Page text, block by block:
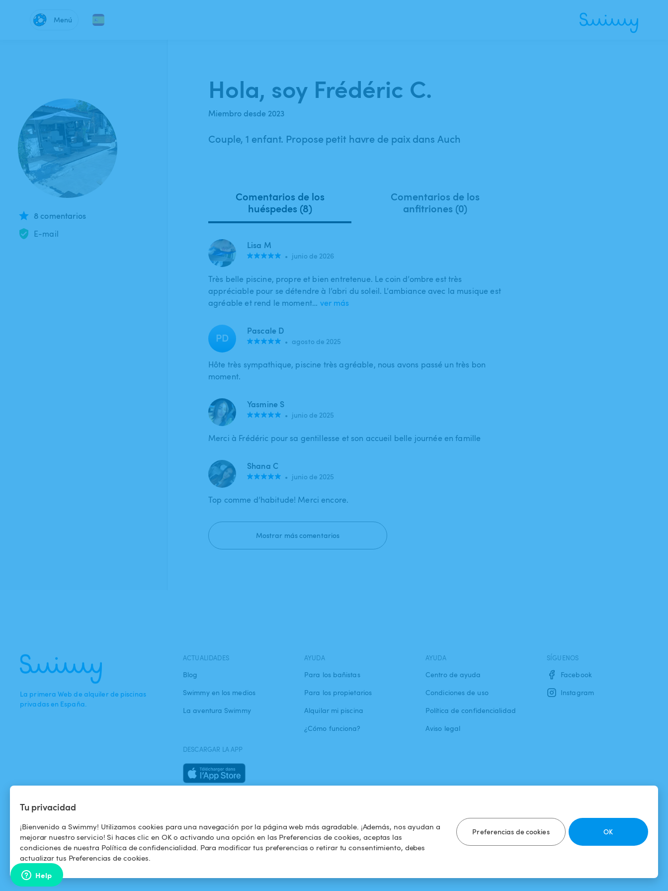
Tu privacidad
¡Bienvenido a Swimmy! Utilizamos cookies para una navegación por la página web más agradable. ¡Además, nos ayudan a
mejorar nuestro servicio! Si haces clic en OK o activando una opción en las Preferencias de cookies, aceptas las
condiciones de nuestra Política de confidencialidad. Para modificar tus preferencias o retirar tu consentimiento, debes
actualizar tus Preferencias de cookies.
Preferencias de cookies OK
Menú
8 comentarios
E-mail
Hola, soy Frédéric C.
Miembro desde 2023
Couple, 1 enfant. Propose petit havre de paix dans Auch
Comentarios de los
huéspedes (8)
Comentarios de los
anfitriones (0)
Lisa M
• junio de 2026
Très belle piscine, propre et bien entretenue. Le coin d’ombre est très
appréciable pour se détendre à l’abri du soleil. L’ambiance avec la musique est
agréable et rend le moment… ver más
PD Pascale D
• agosto de 2025
Hôte très sympathique, piscine très agréable, nous avons passé un très bon
moment.
Yasmine S
• junio de 2025
Merci à Frédéric pour sa gentillesse et son accueil belle journée en famille
Shana C
• junio de 2025
Top comme d’habitude! Merci encore.
Mostrar más comentarios
La primera Web de alquiler de piscinas
privadas en España.
ACTUALIDADES
Blog
Swimmy en los medios
La aventura Swimmy
AYUDA
Para los bañistas
Para los propietarios
Alquilar mi piscina
¿Cómo funciona?
AYUDA
Centro de ayuda
Condiciones de uso
Política de confidencialidad
Aviso legal
SÍGUENOS
Facebook
Instagram
DESCARGAR LA APP